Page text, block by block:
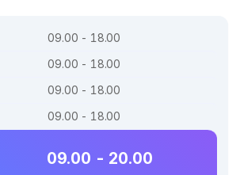
09.00 - 18.00
09.00 - 18.00
09.00 - 18.00
09.00 - 18.00
09.00 - 20.00